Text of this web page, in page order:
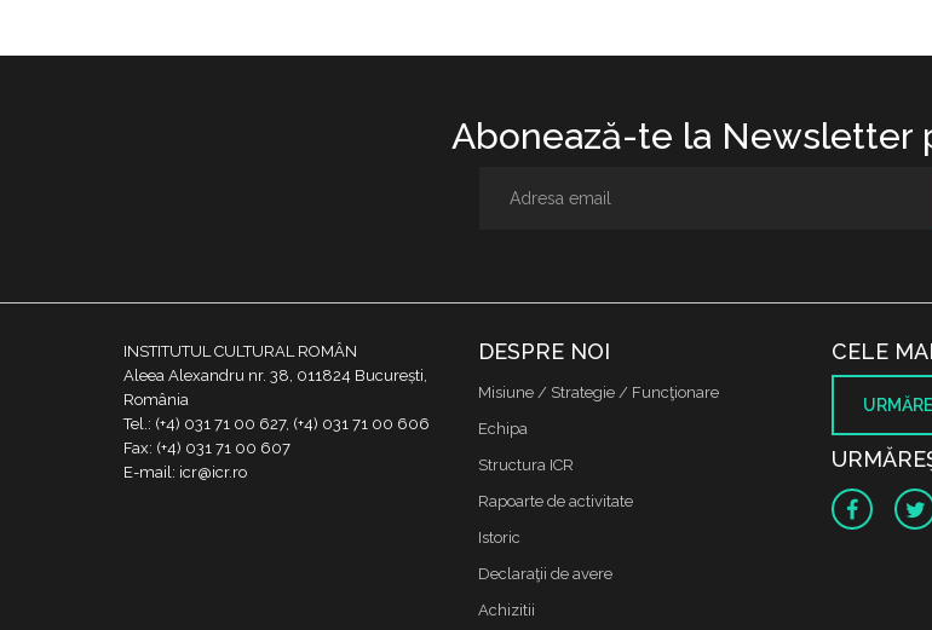
Abonează-te la Newsletter
INSTITUTUL CULTURAL ROMÂN
Aleea Alexandru nr. 38, 011824 București,
România
Tel.: (+4) 031 71 00 627, (+4) 031 71 00 606
Fax: (+4) 031 71 00 607
E-mail: icr@icr.ro
DESPRE NOI
Misiune / Strategie / Funcţionare
Echipa
Structura ICR
Rapoarte de activitate
Istoric
Declaraţii de avere
Achizitii
CELE